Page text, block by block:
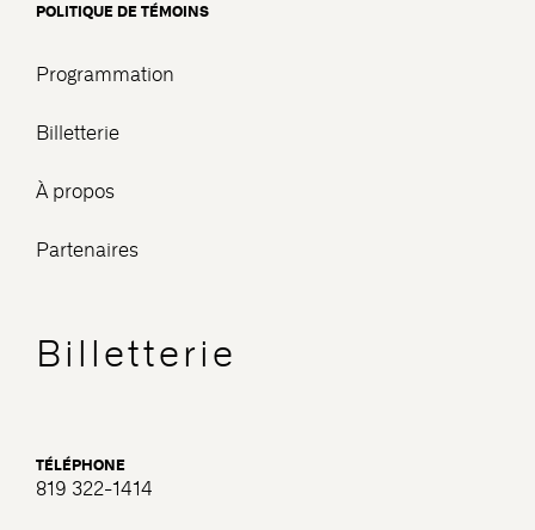
Programmation
Billetterie
À propos
Partenaires
Billetterie
TÉLÉPHONE
819 322-1414
POLITIQUE DE TÉMOINS